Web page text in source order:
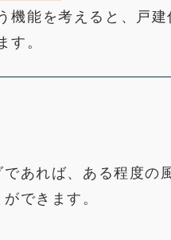
機能を考えると、戸建
す。
あれば、ある程度の
できます。